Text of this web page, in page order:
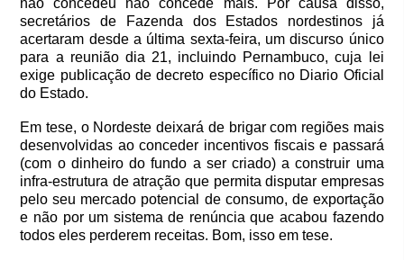
secretários de Fazenda dos Estados nordestinos já
acertaram desde a última sexta-feira, um discurso único
para a reunião dia 21, incluindo Pernambuco, cuja lei
exige publicação de decreto específico no Diario Oficial
do Estado.
Em tese, o Nordeste deixará de brigar com regiões mais
desenvolvidas ao conceder incentivos fiscais e passará
(com o dinheiro do fundo a ser criado) a construir uma
infra-estrutura de atração que permita disputar empresas
pelo seu mercado potencial de consumo, de exportação
e não por um sistema de renúncia que acabou fazendo
todos eles perderem receitas. Bom, isso em tese.